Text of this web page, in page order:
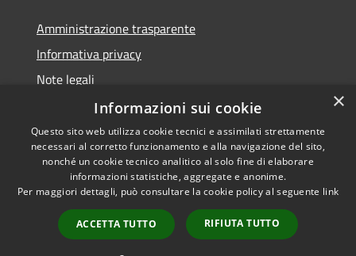
Amministrazione trasparente
Informativa privacy
Note legali
Dichiarazione di accessibilità
RSS
Accessibilità
Copyright © 2026 • Comune di
byMunicipium
Accesso
redazione
×
Informazioni sui cookie
Questo sito web utilizza cookie tecnici e assimilati strettamente
necessari al corretto funzionamento e alla navigazione del sito,
nonché un cookie tecnico analitico al solo fine di elaborare
informazioni statistiche, aggregate e anonime.
Per maggiori dettagli, può consultare la cookie policy al seguente link
ACCETTA TUTTO RIFIUTA TUTTO